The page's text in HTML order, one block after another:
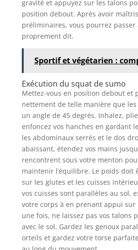
gravité et appuyez sur les talons
position debout. Après avoir
préliminaires, vous pourrez passer
proprement dit.
Sportif et végétarien :
Exécution du squat de sumo
Mettez-vous en position debout et
nettement de telle manière que
un angle de 45 degrés. Inhalez,
enfoncez vos hanches en gardant
les abdominaux serrés et le dos
abaissant, étendez vos mains
rencontrent sous votre menton
maintenir l’équilibre. Le poids doit
sur les glutes et les cuisses
vos cuisses sont parallèles au sol,
votre corps à en prenant appui sur
une fois, ne laissez pas vos talons
avec le sol. Gardez les genoux
orteils et gardez votre torse